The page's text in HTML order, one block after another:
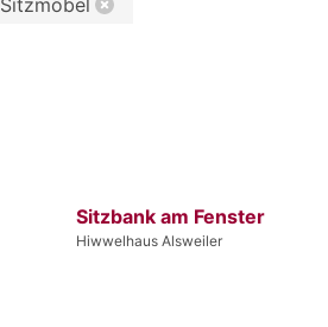
Sitzmöbel
Sitzbank am Fenster
Hiwwelhaus Alsweiler